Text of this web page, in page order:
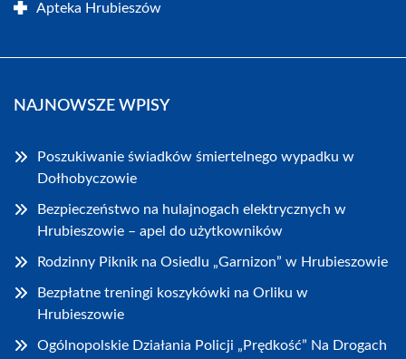
Apteka Hrubieszów
NAJNOWSZE WPISY
Poszukiwanie świadków śmiertelnego wypadku w
Dołhobyczowie
Bezpieczeństwo na hulajnogach elektrycznych w
Hrubieszowie – apel do użytkowników
Rodzinny Piknik na Osiedlu „Garnizon” w Hrubieszowie
Bezpłatne treningi koszykówki na Orliku w
Hrubieszowie
Ogólnopolskie Działania Policji „Prędkość” Na Drogach